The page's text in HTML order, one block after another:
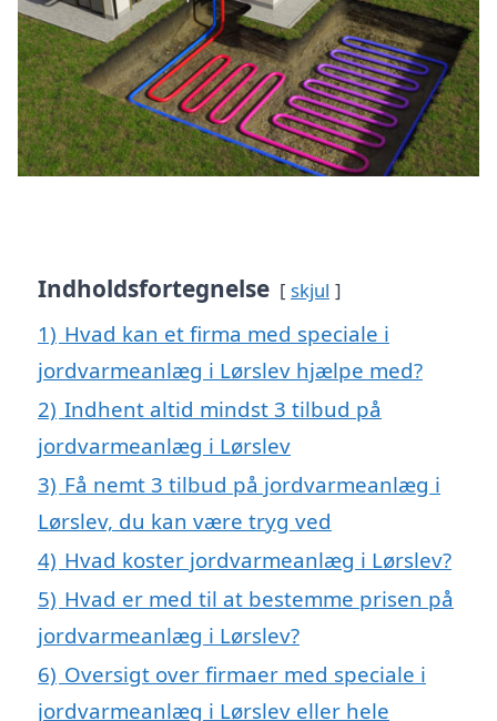
Indholdsfortegnelse skjul
1) Hvad kan et firma med speciale i
jordvarmeanlæg i Lørslev hjælpe med?
2) Indhent altid mindst 3 tilbud på
jordvarmeanlæg i Lørslev
3) Få nemt 3 tilbud på jordvarmeanlæg i
Lørslev, du kan være tryg ved
4) Hvad koster jordvarmeanlæg i Lørslev?
5) Hvad er med til at bestemme prisen på
jordvarmeanlæg i Lørslev?
6) Oversigt over firmaer med speciale i
jordvarmeanlæg i Lørslev eller hele